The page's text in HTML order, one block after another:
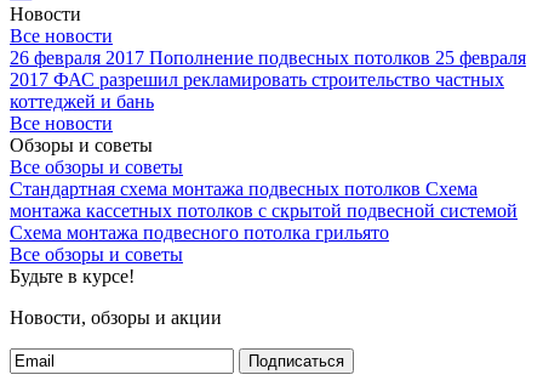
Новости
Все новости
26 февраля 2017 Пополнение подвесных потолков 25 февраля
2017 ФАС разрешил рекламировать строительство частных
коттеджей и бань
Все новости
Обзоры и советы
Все обзоры и советы
Стандартная схема монтажа подвесных потолков Схема
монтажа кассетных потолков с скрытой подвесной системой
Схема монтажа подвесного потолка грильято
Все обзоры и советы
Будьте в курсе!
Новости, обзоры и акции
Подписаться